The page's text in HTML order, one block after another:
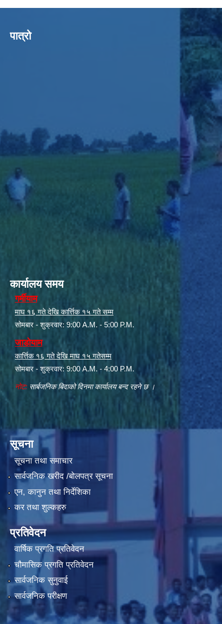
पात्रो
कार्यालय समय
गर्मीयाम
माघ १६ गते देखि कार्त्तिक १५ गते सम्म
सोमबार - शुक्रवार: 9:00 A.M. - 5:00 P.M.
जाडोयाम
कार्त्तिक १६ गते देखि माघ १५ गतेसम्म
सोमबार - शुक्रवार: 9:00 A.M. - 4:00 P.M.
नोट: सार्बजनिक बिदाको दिनमा कार्यालय बन्द रहने छ ।
सूचना
सूचना तथा समाचार
सार्वजनिक खरीद /बोलपत्र सूचना
एन, कानुन तथा निर्देशिका
कर तथा शुल्कहरु
प्रतिवेदन
वार्षिक प्रगति प्रतिवेदन
चौमासिक प्रगति प्रतिवेदन
सार्वजनिक सुनुवाई
सार्वजनिक परीक्षण